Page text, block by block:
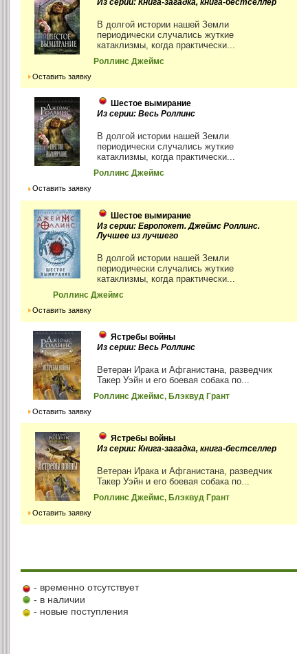
Из серии: Книга-загадка, книга-бестселлер
В долгой истории нашей Земли
периодически случались жуткие
катаклизмы, когда практически...
Роллинс Джеймс
Оставить заявку
Шестое вымирание
Из серии: Весь Роллинс
В долгой истории нашей Земли
периодически случались жуткие
катаклизмы, когда практически...
Роллинс Джеймс
Оставить заявку
Шестое вымирание
Из серии: Европокет. Джеймс Роллинс.
Лучшее из лучшего
В долгой истории нашей Земли
периодически случались жуткие
катаклизмы, когда практически...
Роллинс Джеймс
Оставить заявку
Ястребы войны
Из серии: Весь Роллинс
Ветеран Ирака и Афганистана, разведчик
Такер Уэйн и его боевая собака по...
Роллинс Джеймс, Блэквуд Грант
Оставить заявку
Ястребы войны
Из серии: Книга-загадка, книга-бестселлер
Ветеран Ирака и Афганистана, разведчик
Такер Уэйн и его боевая собака по...
Роллинс Джеймс, Блэквуд Грант
Оставить заявку
- временно отсутствует
- в наличии
- новые поступления